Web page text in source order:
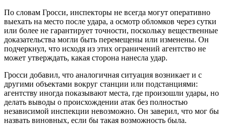
По словам Гросси, инспекторы не всегда могут оперативно
выехать на место после удара, а осмотр обломков через сутки
или более не гарантирует точности, поскольку вещественные
доказательства могли быть перемещены или изменены. Он
подчеркнул, что исходя из этих ограничений агентство не
может утверждать, какая сторона нанесла удар.
Гросси добавил, что аналогичная ситуация возникает и с
другими объектами вокруг станции или подстанциями:
агентству иногда показывают места, где произошли удары, но
делать выводы о происхождении атак без полностью
независимой инспекции невозможно. Он заверил, что мог бы
назвать виновных, если бы такая возможность была.